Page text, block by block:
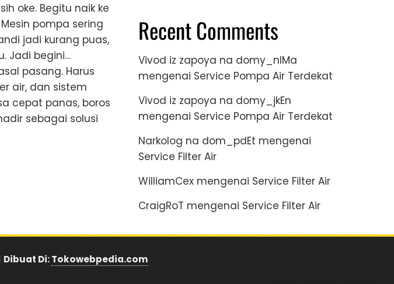
oke. Begitu naik ke
pompa sering
jadi kurang puas,
Jadi begini…
pasang. Harus
air, dan sistem
cepat panas, boros
sebagai solusi
Recent Comments
Vivod iz zapoya na domy_nlMa
mengenai Service Pompa Air Terdekat
Vivod iz zapoya na domy_jkEn
mengenai Service Pompa Air Terdekat
Narkolog na dom_pdEt mengenai
Service Filter Air
WilliamCex mengenai Service Filter Air
CraigRoT mengenai Service Filter Air
Dibuat Di:Tokowebpedia.com